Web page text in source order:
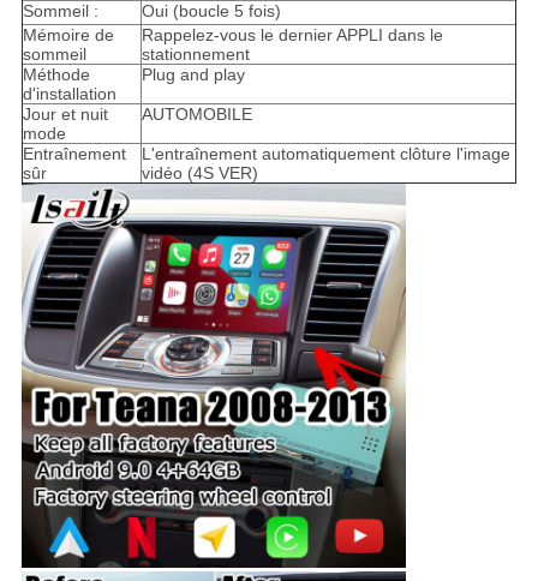
Sommeil :
Oui (boucle 5 fois)
Mémoire de
sommeil
Rappelez-vous le dernier APPLI dans le
stationnement
Méthode
d'installation
Plug and play
Jour et nuit
mode
AUTOMOBILE
Entraînement
sûr
L'entraînement automatiquement clôture l'image
vidéo (4S VER)